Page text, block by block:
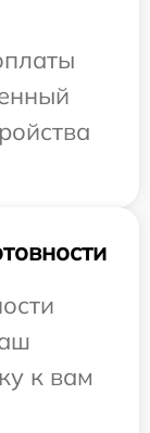
к вам